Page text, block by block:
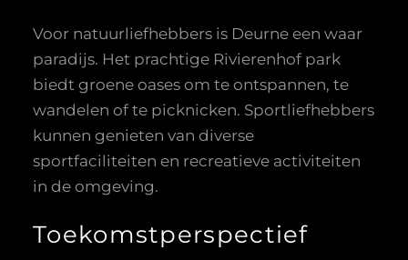
Voor natuurliefhebbers is Deurne een waar
paradijs. Het prachtige Rivierenhof park
biedt groene oases om te ontspannen, te
wandelen of te picknicken. Sportliefhebbers
kunnen genieten van diverse
sportfaciliteiten en recreatieve activiteiten
in de omgeving.
Toekomstperspectief